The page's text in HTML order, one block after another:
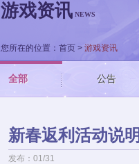
游戏资讯 NEWS
您所在的位置： 首页 > 游戏资讯
全部 公告
新春返利活动说明
发布：01/31